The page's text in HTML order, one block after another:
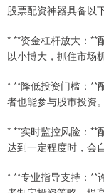
股票配资神器具备以
* **资金杠杆放大：**
以小博大，抓住市场机
* **降低投资门槛：**
者也能参与股市投资。
* **实时监控风险：**
达到一定程度时，会
* **专业指导支持：**